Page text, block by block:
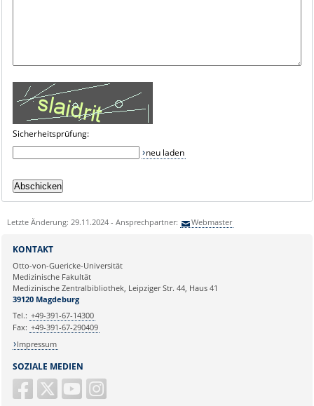
Sicherheitsprüfung:
neu laden
Letzte Änderung: 29.11.2024 - Ansprechpartner: Webmaster
SOZIALE MEDIEN
KONTAKT
Otto-von-Guericke-Universität
Medizinische Fakultät
Medizinische Zentralbibliothek, Leipziger Str. 44, Haus 41
39120 Magdeburg
Tel.: +49-391-67-14300
Fax: +49-391-67-290409
Impressum